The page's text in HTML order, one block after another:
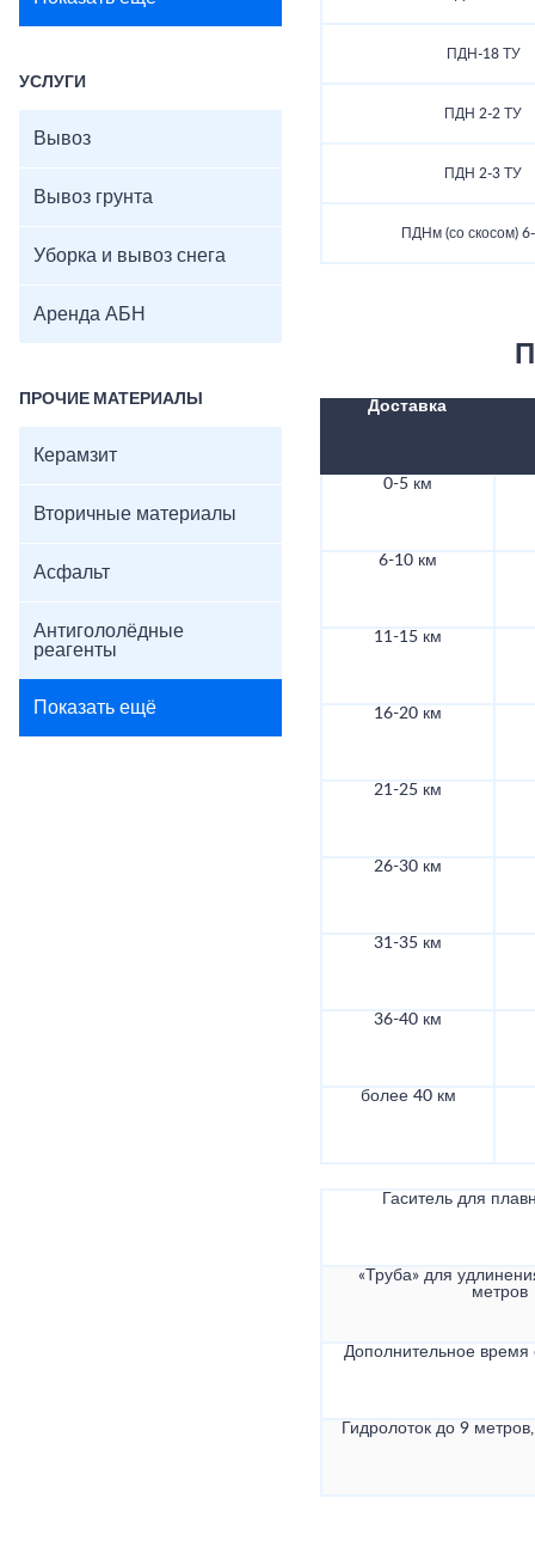
УСЛУГИ
Вывоз
Вывоз грунта
Уборка и вывоз снега
Аренда АБН
ПРОЧИЕ МАТЕРИАЛЫ
Керамзит
Вторичные материалы
Асфальт
Антигололёдные
реагенты
Показать ещё
ПДН-18 ТУ
ПДН 2-2 ТУ
ПДН 2-3 ТУ
ПДНм (со скосом)
Доставка
0-5 км
6-10 км
11-15 км
16-20 км
21-25 км
26-30 км
31-35 км
36-40 км
более 40 км
Гаситель для
«Труба» для
метров
Дополнительное
Гидролоток до 9